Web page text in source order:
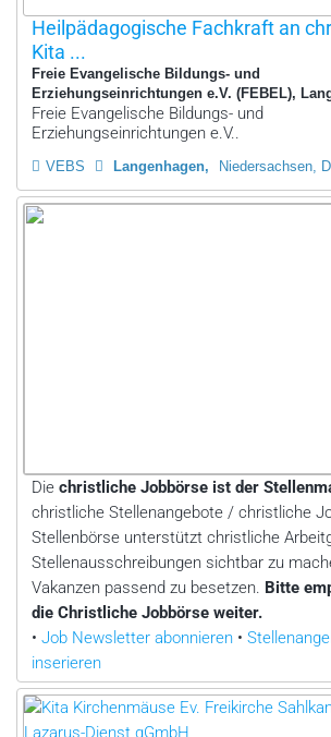
Heilpädagogische Fachkraft an
Kita ...
Freie Evangelische Bildungs- und
Erziehungseinrichtungen e.V. (FEBEL),
Freie Evangelische Bildungs- und
Erziehungseinrichtungen e.V..
VEBS Langenhagen Niedersachsen,
Diechristliche Jobbörse ist der
christliche Stellenangebote / christliche
Stellenbörse unterstützt christliche
Stellenausschreibungen sichtbar zu
Vakanzen passend zu besetzen. Bitte
die Christliche Jobbörse weiter.
•Job Newsletter abonnieren •
inserieren